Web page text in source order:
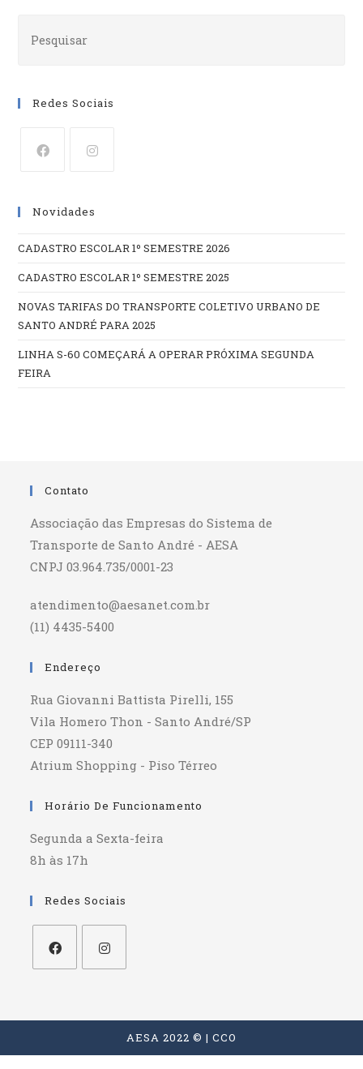
Redes Sociais
uma
nova
nova
Novidades
CADASTRO ESCOLAR 1º SEMESTRE 2026
CADASTRO ESCOLAR 1º SEMESTRE 2025
NOVAS TARIFAS DO TRANSPORTE COLETIVO URBANO DE
SANTO ANDRÉ PARA 2025
LINHA S-60 COMEÇARÁ A OPERAR PRÓXIMA SEGUNDA
FEIRA
Contato
Associação das Empresas do Sistema de
Transporte de Santo André - AESA
CNPJ 03.964.735/0001-23
atendimento@aesanet.com.br
(11) 4435-5400
Endereço
Rua Giovanni Battista Pirelli, 155
Vila Homero Thon - Santo André/SP
CEP 09111-340
Atrium Shopping - Piso Térreo
Horário De Funcionamento
Segunda a Sexta-feira
8h às 17h
Redes Sociais
uma
aba
uma
aba
AESA 2022 © | CCO